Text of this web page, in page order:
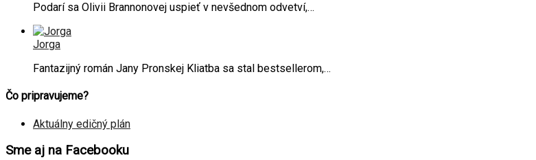
Podarí sa Olivii Brannonovej uspieť v nevšednom odvetví,…
Jorga
Fantazijný román Jany Pronskej Kliatba sa stal bestsellerom,…
Čo pripravujeme?
Aktuálny edičný plán
Sme aj na Facebooku